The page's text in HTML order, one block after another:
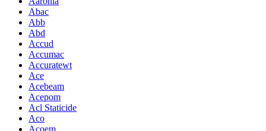
Abac
Abb
Abd
Accud
Accumac
Accuratewt
Ace
Acebeam
Acepom
Acl Staticide
Aco
Acoem